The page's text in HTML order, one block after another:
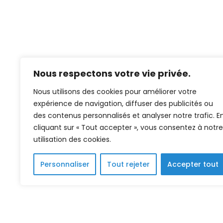
Nous respectons votre vie privée.
Nous utilisons des cookies pour améliorer votre
expérience de navigation, diffuser des publicités ou
des contenus personnalisés et analyser notre trafic.
cliquant sur « Tout accepter », vous consentez à notre
utilisation des cookies.
Personnaliser Tout rejeter Accepter tout